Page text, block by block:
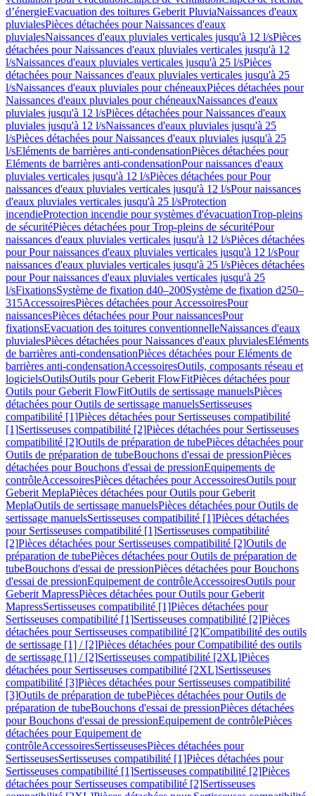
d’énergieEvacuation des toitures Geberit PluviaNaissances d'eaux
pluvialesPièces détachées pour Naissances d'eaux
pluvialesNaissances d'eaux pluviales verticales jusqu'à 12 l/sPièces
détachées pour Naissances d'eaux pluviales verticales jusqu'à 12
l/sNaissances d'eaux pluviales verticales jusqu'à 25 l/sPièces
détachées pour Naissances d'eaux pluviales verticales jusqu'à 25
l/sNaissances d'eaux pluviales pour chéneauxPièces détachées pour
Naissances d'eaux pluviales pour chéneauxNaissances d'eaux
pluviales jusqu'à 12 l/sPièces détachées pour Naissances d'eaux
pluviales jusqu'à 12 l/sNaissances d'eaux pluviales jusqu'à 25
l/sPièces détachées pour Naissances d'eaux pluviales jusqu'à 25
l/sEléments de barrières anti-condensationPièces détachées pour
Eléments de barrières anti-condensationPour naissances d'eaux
pluviales verticales jusqu'à 12 l/sPièces détachées pour Pour
naissances d'eaux pluviales verticales jusqu'à 12 l/sPour naissances
d'eaux pluviales verticales jusqu'à 25 l/sProtection
incendieProtection incendie pour systèmes d'évacuationTrop-pleins
de sécuritéPièces détachées pour Trop-pleins de sécuritéPour
naissances d'eaux pluviales verticales jusqu'à 12 l/sPièces détachées
pour Pour naissances d'eaux pluviales verticales jusqu'à 12 l/sPour
naissances d'eaux pluviales verticales jusqu'à 25 l/sPièces détachées
pour Pour naissances d'eaux pluviales verticales jusqu'à 25
l/sFixationsSystème de fixation d40–200Système de fixation d250–
315AccessoiresPièces détachées pour AccessoiresPour
naissancesPièces détachées pour Pour naissancesPour
fixationsEvacuation des toitures conventionnelleNaissances d'eaux
pluvialesPièces détachées pour Naissances d'eaux pluvialesEléments
de barrières anti-condensationPièces détachées pour Eléments de
barrières anti-condensationAccessoiresOutils, composants réseau et
logicielsOutilsOutils pour Geberit FlowFitPièces détachées pour
Outils pour Geberit FlowFitOutils de sertissage manuelsPièces
détachées pour Outils de sertissage manuelsSertisseuses
compatibilité [1]Pièces détachées pour Sertisseuses compatibilité
[1]Sertisseuses compatibilité [2]Pièces détachées pour Sertisseuses
compatibilité [2]Outils de préparation de tubePièces détachées pour
Outils de préparation de tubeBouchons d'essai de pressionPièces
détachées pour Bouchons d'essai de pressionEquipements de
contrôleAccessoiresPièces détachées pour AccessoiresOutils pour
Geberit MeplaPièces détachées pour Outils pour Geberit
MeplaOutils de sertissage manuelsPièces détachées pour Outils de
sertissage manuelsSertisseuses compatibilité [1]Pièces détachées
pour Sertisseuses compatibilité [1]Sertisseuses compatibilité
[2]Pièces détachées pour Sertisseuses compatibilité [2]Outils de
préparation de tubePièces détachées pour Outils de préparation de
tubeBouchons d'essai de pressionPièces détachées pour Bouchons
d'essai de pressionEquipement de contrôleAccessoiresOutils pour
Geberit MapressPièces détachées pour Outils pour Geberit
MapressSertisseuses compatibilité [1]Pièces détachées pour
Sertisseuses compatibilité [1]Sertisseuses compatibilité [2]Pièces
détachées pour Sertisseuses compatibilité [2]Compatibilité des outils
de sertissage [1] / [2]Pièces détachées pour Compatibilité des outils
de sertissage [1] / [2]Sertisseuses compatibilité [2XL]Pièces
détachées pour Sertisseuses compatibilité [2XL]Sertisseuses
compatibilité [3]Pièces détachées pour Sertisseuses compatibilité
[3]Outils de préparation de tubePièces détachées pour Outils de
préparation de tubeBouchons d'essai de pressionPièces détachées
pour Bouchons d'essai de pressionEquipement de contrôlePièces
détachées pour Equipement de
contrôleAccessoiresSertisseusesPièces détachées pour
SertisseusesSertisseuses compatibilité [1]Pièces détachées pour
Sertisseuses compatibilité [1]Sertisseuses compatibilité [2]Pièces
détachées pour Sertisseuses compatibilité [2]Sertisseuses